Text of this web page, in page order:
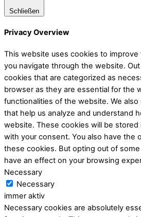
Schließen
Privacy Overview
This website uses cookies to
you navigate through the website.
cookies that are categorized as
browser as they are essential for the
functionalities of the website. We
that help us analyze and understand
website. These cookies will be
with your consent. You also have the
these cookies. But opting out of
have an effect on your browsing
Necessary
Necessary
immer aktiv
Necessary cookies are absolutely